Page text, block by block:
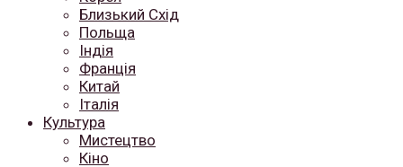
Близький Схід
Польща
Індія
Франція
Китай
Італія
Культура
Мистецтво
Кіно